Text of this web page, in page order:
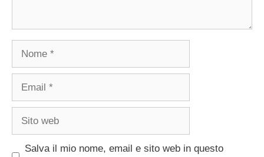
Nome
Email
Sito
Salva il mio nome, email e sito web in questo